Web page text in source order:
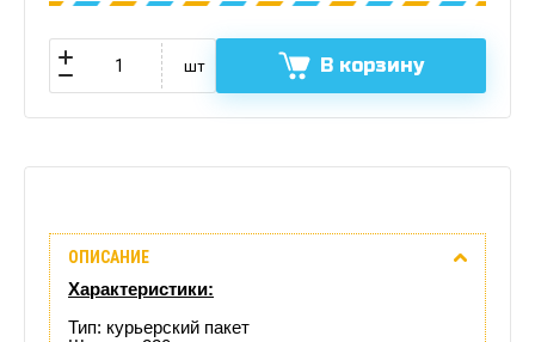
шт В корзину
Отзывы
(1)
ОПИСАНИЕ
Характеристики:
Тип: курьерский пакет